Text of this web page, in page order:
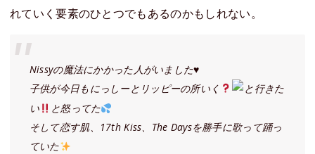
れていく要素のひとつでもあるのかもしれない。
Nissyの魔法にかかった人がいました♥️
子供が今日もにっしーとリッピーの所いく
と行きた
い
と怒ってた
そして恋す肌、17th Kiss、The Daysを勝手に歌って踊っ
ていた